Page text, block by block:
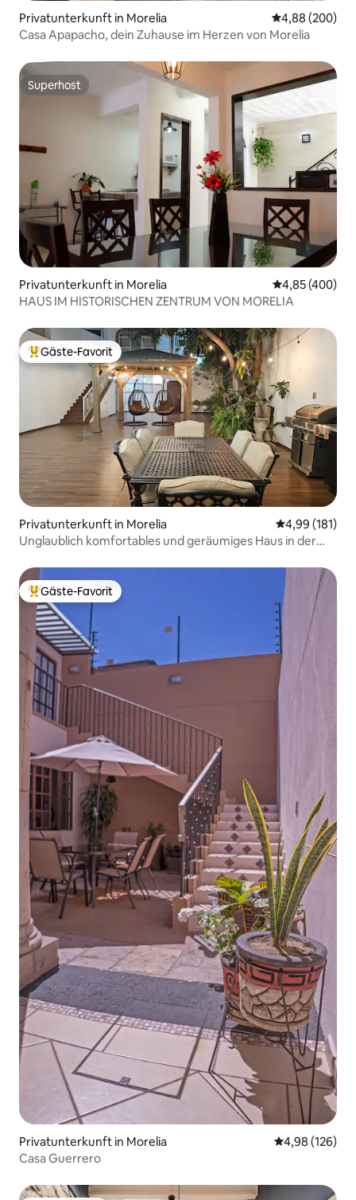
Privatunterkunft in Morelia
4,88 (200)
Casa Apapacho, dein Zuhause im Herzen von Morelia
Superhost
Superhost
Privatunterkunft in Morelia
4,85 (400)
HAUS IM HISTORISCHEN ZENTRUM VON MORELIA
Beliebter Gäste-Favorit.
Gäste-Favorit
Privatunterkunft in Morelia
4,99 (181)
Unglaublich komfortables und geräumiges Haus in der
Beliebter Gäste-Favorit.
Gäste-Favorit
Privatunterkunft in Morelia
4,98 (126)
Casa Guerrero